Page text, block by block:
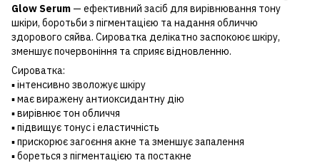
Glow Serum — ефективний засіб для вирівнювання тону
шкіри, боротьби з пігментацією та надання обличчю
здорового сяйва. Сироватка делікатно заспокоює шкіру,
зменшує почервоніння та сприяє відновленню.
Сироватка:
▪️ інтенсивно зволожує шкіру
▪️ має виражену антиоксидантну дію
▪️ вирівнює тон обличчя
▪️ підвищує тонус і еластичність
▪️ прискорює загоєння акне та зменшує запалення
▪️ бореться з пігментацією та постакне